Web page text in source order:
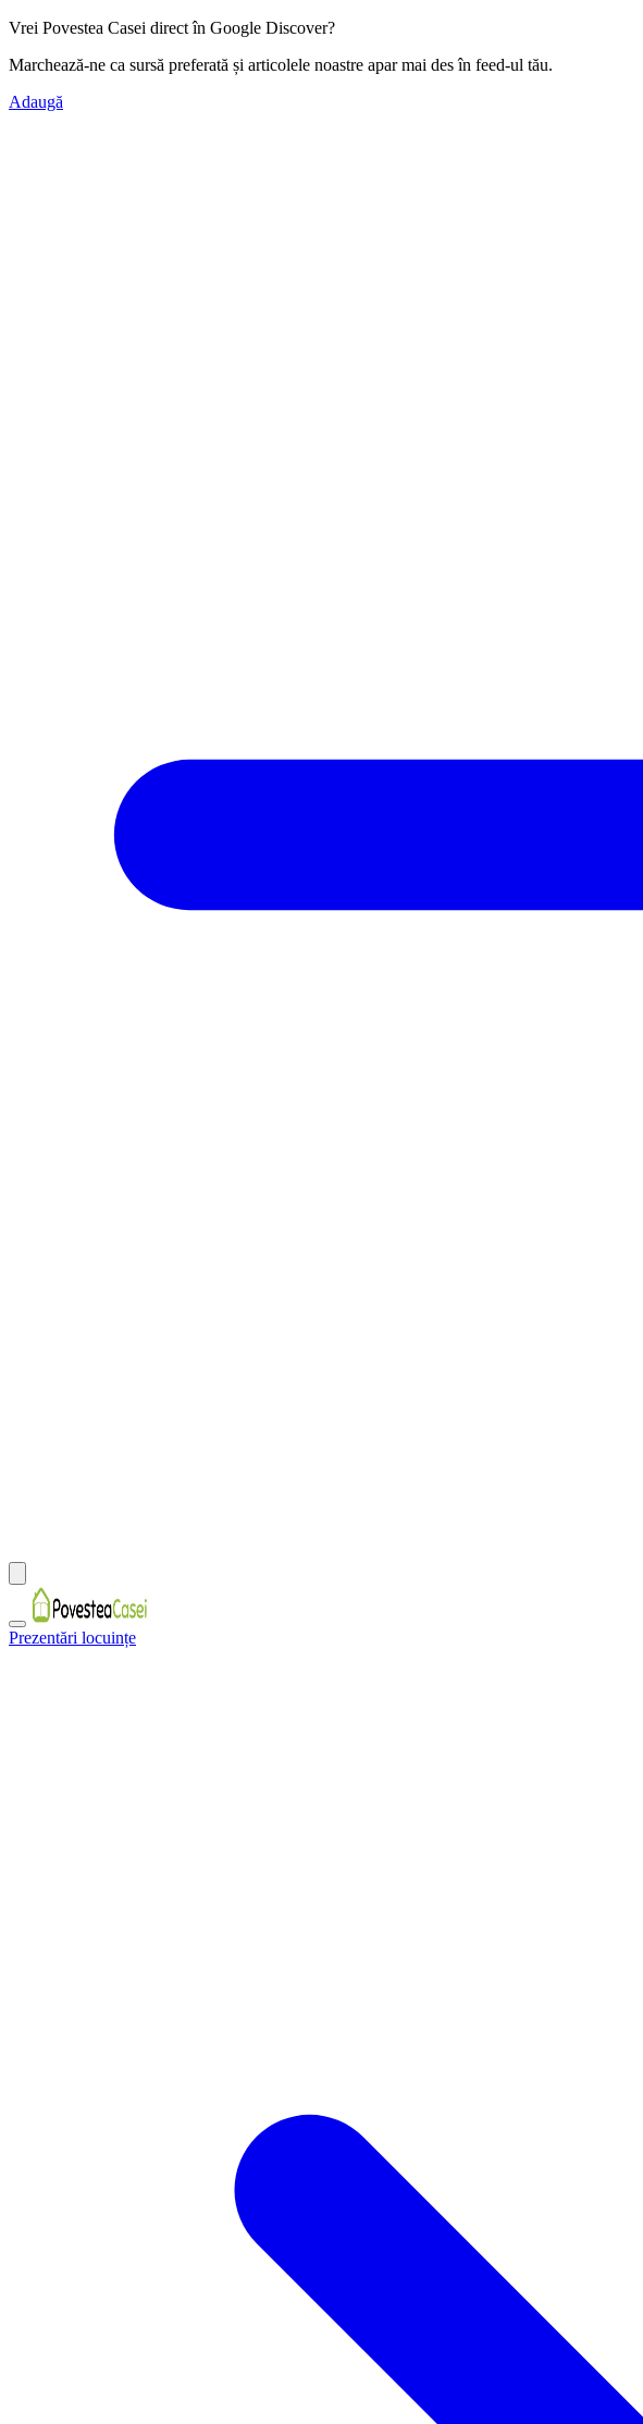
Vrei Povestea Casei direct în Google Discover?
Marchează-ne ca sursă preferată și articolele noastre apar mai des în feed-ul tău.
Adaugă
Prezentări locuințe